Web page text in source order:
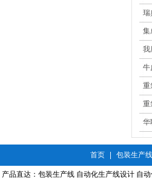
瑞
现
集
更
我
果
牛
重
重
华
首页 包装生产
产品直达： 包装生产线 自动化生产线设计 自